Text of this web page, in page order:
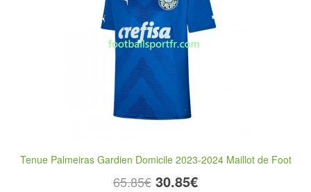
Tenue Palmeiras Gardien Domicile 2023-2024 Maillot de Foot
65.85€ 30.85€